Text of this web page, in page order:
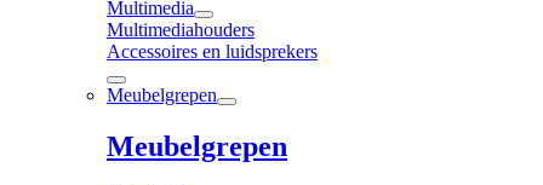
Multimedia
Multimediahouders
Accessoires en luidsprekers
Meubelgrepen
Meubelgrepen